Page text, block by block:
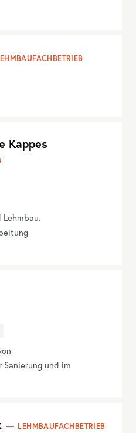
Kappes
und im
LEHMBAUFACHBETRIEB